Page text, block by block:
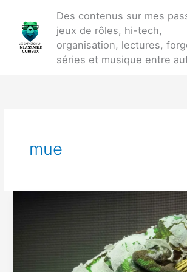
contenu
Des contenus sur mes
jeux de rôles, hi-tech,
organisation, lectures,
séries et musique entre
mue